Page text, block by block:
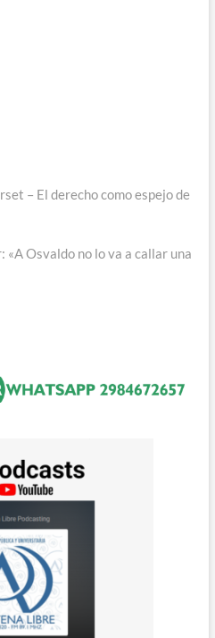
– El derecho como espejo de
Osvaldo no lo va a callar una